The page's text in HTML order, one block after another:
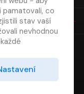
pamatovali, co
stav vaší
nevhodnou
se